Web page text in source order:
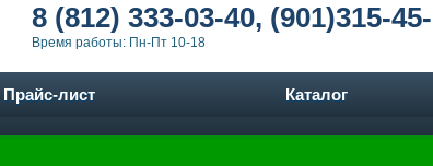
8 (812) 333-03-40, (901)315-
Время работы: Пн-Пт 10-18
Прайс-лист Каталог